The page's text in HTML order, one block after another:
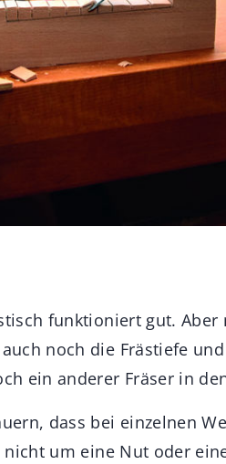
funktioniert gut.
noch die Frästiefe
ein anderer Fräser in
dass bei einzelnen
um eine Nut oder